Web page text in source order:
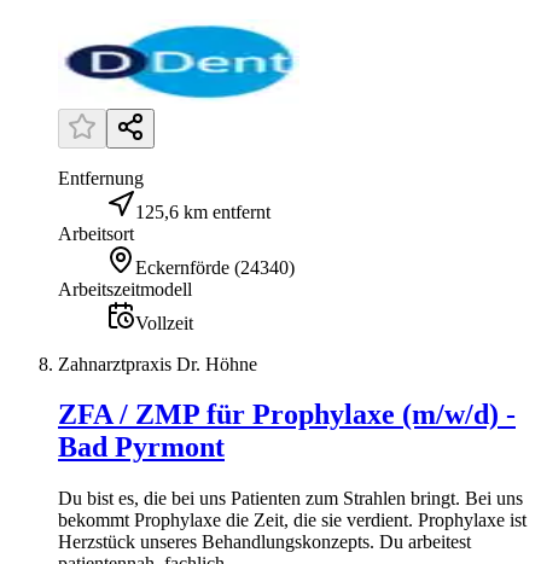
Entfernung
125,6 km entfernt
Arbeitsort
Eckernförde (24340)
Arbeitszeitmodell
Vollzeit
Zahnarztpraxis Dr. Höhne
ZFA / ZMP für Prophylaxe (m/w/d) -
Bad Pyrmont
Du bist es, die bei uns Patienten zum Strahlen bringt. Bei uns
bekommt Prophylaxe die Zeit, die sie verdient. Prophylaxe ist
Herzstück unseres Behandlungskonzepts. Du arbeitest